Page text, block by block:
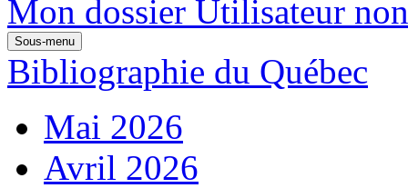
Mon dossier Utilisateur
Sous-menu
Bibliographie du Québec
Mai 2026
Avril 2026